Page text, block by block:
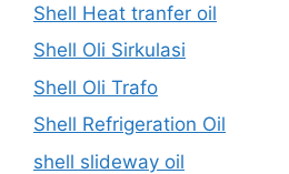
Shell Heat tranfer oil
Shell Oli Sirkulasi
Shell Oli Trafo
Shell Refrigeration Oil
shell slideway oil